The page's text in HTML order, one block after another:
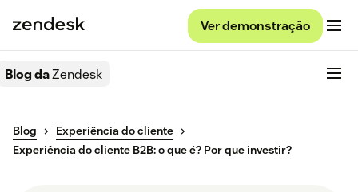
Ver demonstração
Blog daZendesk
Blog
Experiência do cliente
Experiência do cliente B2B: o que é? Por que investir?